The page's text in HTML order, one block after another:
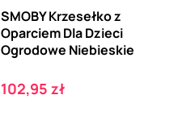
SMOBY Krzesełko z
Oparciem Dla Dzieci
Ogrodowe Niebieskie
Cena
102,95 zł